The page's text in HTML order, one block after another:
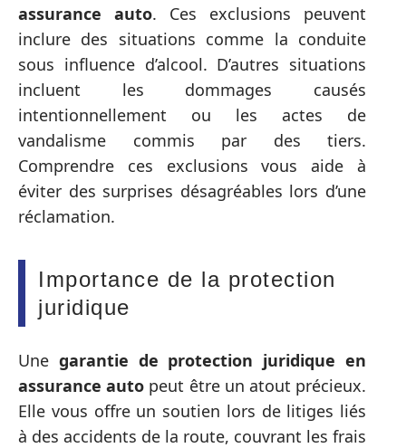
assurance auto. Ces exclusions peuvent
inclure des situations comme la conduite
sous influence d’alcool. D’autres situations
incluent les dommages causés
intentionnellement ou les actes de
vandalisme commis par des tiers.
Comprendre ces exclusions vous aide à
éviter des surprises désagréables lors d’une
réclamation.
Importance de la protection
juridique
Une garantie de protection juridique en
assurance auto peut être un atout précieux.
Elle vous offre un soutien lors de litiges liés
à des accidents de la route, couvrant les frais